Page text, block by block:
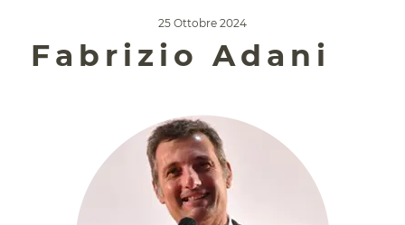
25 Ottobre 2024
Fabrizio Adani